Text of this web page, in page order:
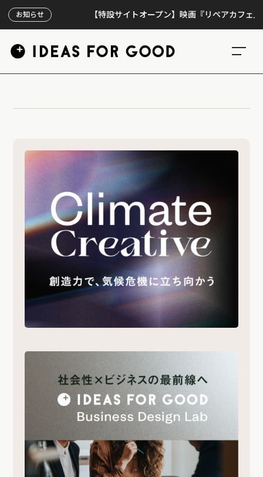
お知らせ 【特設サイトオープン】映画『リペアカフェ』、上